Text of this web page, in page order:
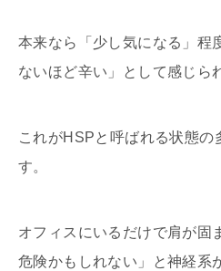
本来なら「少し気になる」程
ないほど辛い」として感じら
これがHSPと呼ばれる状態の
す。
オフィスにいるだけで肩が固
危険かもしれない」と神経系